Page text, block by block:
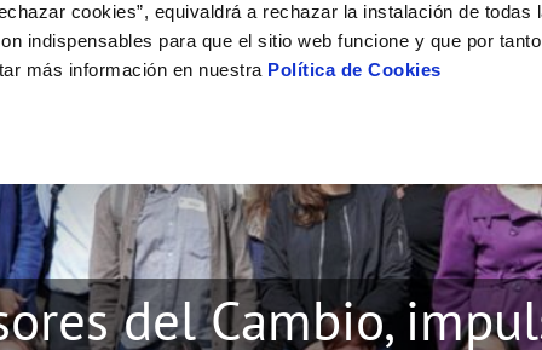
cookies”, equivaldrá a rechazar la instalación de todas
indispensables para que el sitio web funcione y que por
más información en nuestra Política de Cookies
de titular
de suministro
Actualizar datos bancarios
Actualizar datos de domicilio
VER TODAS LAS GESTIONES
contacto
de fuga interior
Carta de compromisos
Customer Counsel (Defensa del
del agua
Consejos de ahorro
Depósitos de reserva
DE GESTIÓN Y CERTIFICADOS
del Cambio,